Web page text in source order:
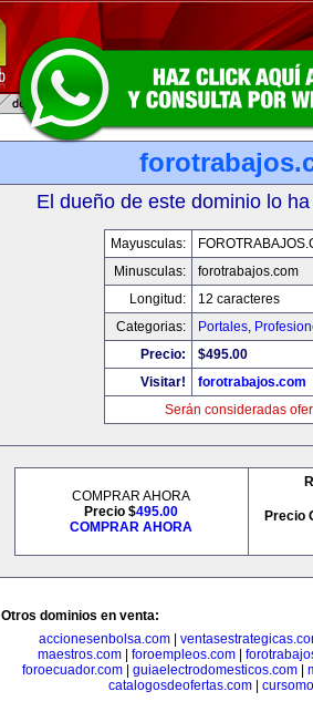
El dueño de este dominio lo
Mayusculas:
Minusculas:
forotrabajos.com
Longitud:
12 caracteres
Categorias:
Portales,
Precio:
$495.00
Visitar!
forotrabajos.com
Serán consideradas
COMPRAR AHORA
Precio $495.00
COMPRAR AHORA
Precio
Otros dominios en venta:
accionesenbolsa.com|
maestros.com| foroempleos.com|
foroecuador.com| guiaelectrodomesticos.com|
catalogosdeofertas.com